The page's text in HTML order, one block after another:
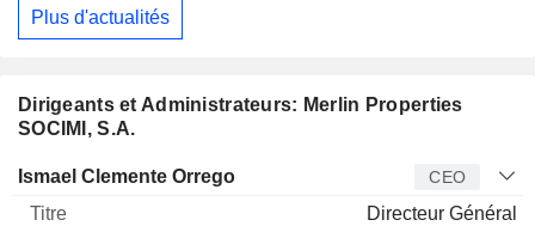
Plus d'actualités
Dirigeants et Administrateurs: Merlin Properties
SOCIMI, S.A.
Dirigeant Titre Age Depuis
Ismael Clemente Orrego CEO
Directeur Général